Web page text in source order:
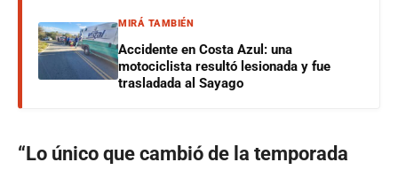
MIRÁ TAMBIÉN
Accidente en Costa Azul: una
motociclista resultó lesionada y fue
trasladada al Sayago
“Lo único que cambió de la temporada